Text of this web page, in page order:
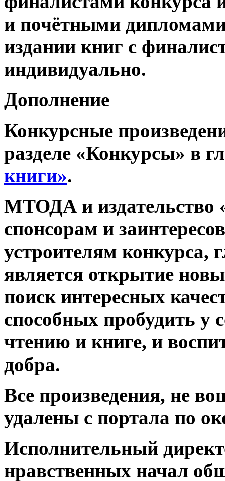
и почётными
издании книг с
индивидуально.
Дополнение
Конкурсные
разделе «Конкурсы» в
книги».
МТОДА и издательство
спонсорам и
устроителям конкурса,
является открытие
поиск интересных
способных пробудить у
чтению и книге, и
добра.
Все произведения, не
удалены с портала по
Исполнительный
нравственных начал